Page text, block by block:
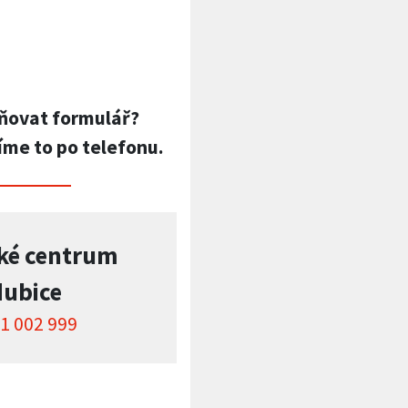
formulář?
to po telefonu.
centrum
002 999